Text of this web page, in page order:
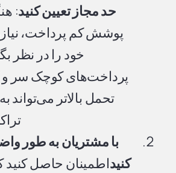
حد مجاز تعیین کنید:
پوشش کم پرداخت،
خود را در نظر
پرداخت‌های کوچک سر و
تحمل بالاتر
با مشتریان به طور
کنیداطمینان حاصل کنید